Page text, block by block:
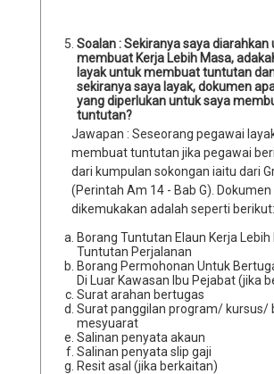
Soalan : Sekiranya saya diarahkan
membuat Kerja Lebih Masa,
layak untuk membuat tuntutan
sekiranya saya layak, dokumen
yang diperlukan untuk saya
tuntutan?
Jawapan : Seseorang pegawai
membuat tuntutan jika pegawai
dari kumpulan sokongan iaitu dari
(Perintah Am 14 - Bab G).
dikemukakan adalah seperti berikut:
Borang Tuntutan Elaun Kerja
Tuntutan Perjalanan
Borang Permohonan Untuk
Di Luar Kawasan Ibu Pejabat (jika
Surat arahan bertugas
Surat panggilan program/ kursus/
mesyuarat
Salinan penyata akaun
Salinan penyata slip gaji
Resit asal (jika berkaitan)